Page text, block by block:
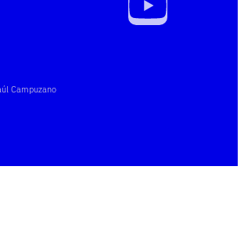
Campuzano